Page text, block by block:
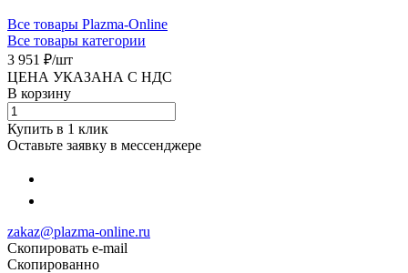
Все товары Plazma-Online
Все товары категории
3 951 ₽/шт
ЦЕНА УКАЗАНА С НДС
В корзину
Купить в 1 клик
Оставьте заявку в мессенджере
zakaz@plazma-online.ru
Скопировать e-mail
Cкопированно